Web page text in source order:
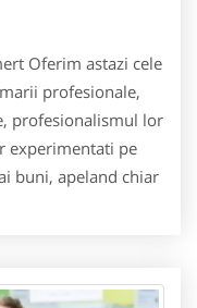
Oferim astazi cele
profesionale,
profesionalismul lor
experimentati pe
buni, apeland chiar